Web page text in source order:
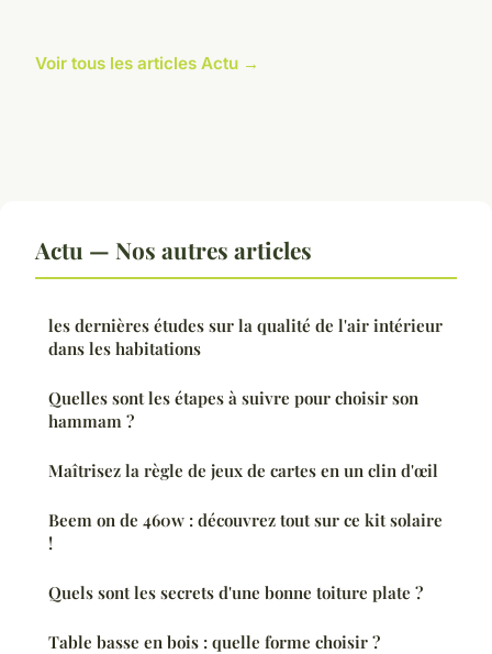
Voir tous les articles Actu →
Actu — Nos autres articles
les dernières études sur la qualité de l'air intérieur
dans les habitations
Quelles sont les étapes à suivre pour choisir son
hammam ?
Maîtrisez la règle de jeux de cartes en un clin d'œil
Beem on de 460w : découvrez tout sur ce kit solaire
!
Quels sont les secrets d'une bonne toiture plate ?
Table basse en bois : quelle forme choisir ?